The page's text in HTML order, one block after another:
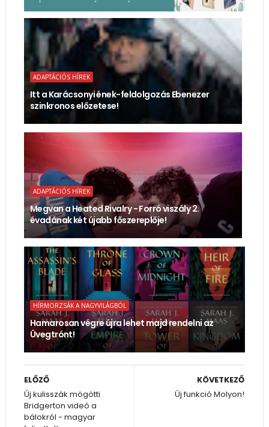
ADAPTÁCIÓS HÍREK
Itt a Karácsonyi ének-feldolgozás Ebenezer
szinkronos előzetese!
ADAPTÁCIÓS HÍREK
Megvan a Heated Rivalry - Forró viszály 2.
évadának két újabb főszereplője!
HÍRMORZSÁK A NAGYVILÁGBÓL
Hamarosan végre újra lehet majd rendelni az
Üvegtrónt!
KÖVETKEZŐ
Új funkció Molyon!
ELŐZŐ
Új kulisszák mögötti
Bridgerton videó a
bálokról - magyar